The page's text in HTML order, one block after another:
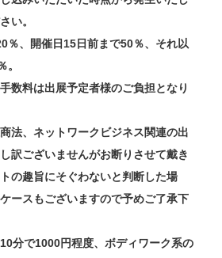
い。
％、開催日15日前まで50％、それ以
。
数料は出展予定者様のご負担となり
法、ネットワークビジネス関連の出
訳ございませんがお断りさせて戴き
の趣旨にそぐわないと判断した場
ースもございますので予めご了承下
分で1000円程度、ボディワーク系の